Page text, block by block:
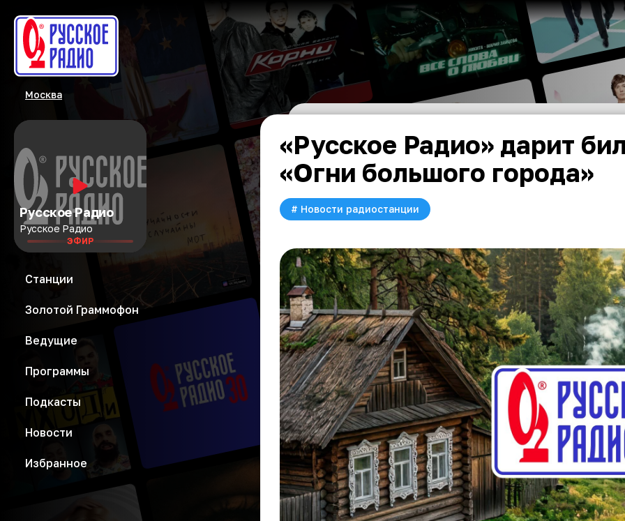
Москва
Русское Радио
Русское Радио
ЭФИР
Станции
Золотой Граммофон
Ведущие
Программы
Подкасты
Новости
Избранное
«Русское Радио» дарит
«Огни большого города»
# Новости радиостанции